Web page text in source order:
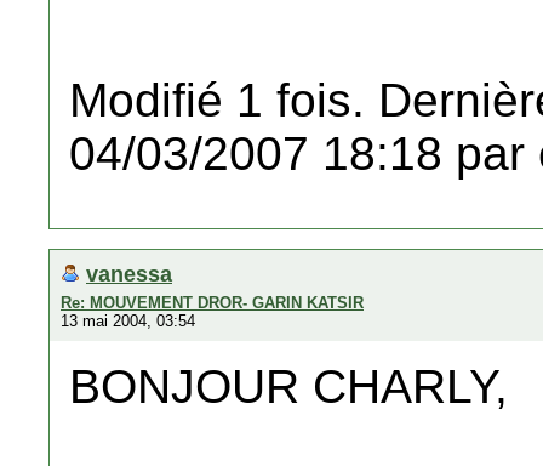
Modifié 1 fois.
04/03/2007 18:18 par
vanessa
Re: MOUVEMENT DROR- GARIN KATSIR
13 mai 2004, 03:54
BONJOUR CHARLY,